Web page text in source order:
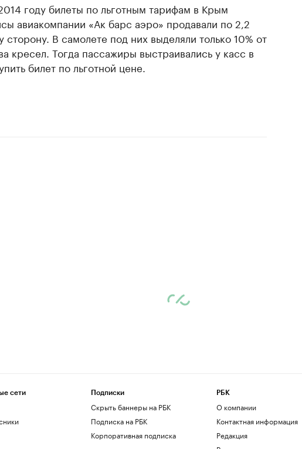
году билеты по льготным тарифам в Крым
авиакомпании «Ак барс аэро» продавали по 2,2
сторону. В самолете под них выделяли только 10% от
кресел. Тогда пассажиры выстраивались у касс в
билет по льготной цене.
сети Подписки
Скрыть баннеры на РБК
Подписка на РБК
Корпоративная подписка
РБК
О компании
Контактная информация
Редакция